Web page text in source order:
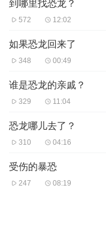
到哪里找恐龙？
572 12:02
如果恐龙回来了
348 00:49
谁是恐龙的亲戚？
329 11:04
恐龙哪儿去了？
310 04:16
受伤的暴恐
247 08:19